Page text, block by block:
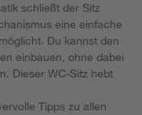
schließt der Sitz
eine einfache
Du kannst den
einbauen, ohne dabei
Dieser WC-Sitz hebt
Tipps zu allen